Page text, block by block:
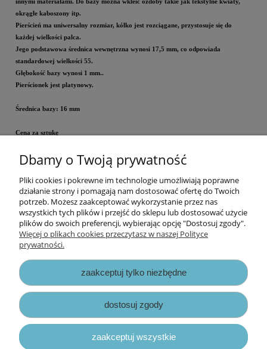
innymi materiałami. Do bazy można wkleić ozdoby takie jak tekstylne kwiaty,
okrągłe kaboszony itp.
Pierścień ma uniwersalny rozmiar, kółko jest rozciągane, przystosuje się do
każdej wielkości palca.
Jego podstawowa średnica wewnętrzna wynosi 17,5 mm, co odpowiada
standardowej wielkości 55.
Głębokość bazy wynosi 1 mm..
Pierścionek jest platynowy.
Średnica bazy: 16 mm
Cena za sztukę
Informacje
Opłaty i koszty dostawy
Zapisy prawne
Dbamy o Twoją prywatność
Pliki cookies i pokrewne im technologie umożliwiają poprawne
działanie strony i pomagają nam dostosować ofertę do Twoich
potrzeb. Możesz zaakceptować wykorzystanie przez nas
wszystkich tych plików i przejść do sklepu lub dostosować użycie
plików do swoich preferencji, wybierając opcję "Dostosuj zgody".
Więcej o plikach cookies przeczytasz w naszej Polityce
prywatności.
zaakceptuj tylko niezbędne
dostosuj zgody
zaakceptuj wszystkie